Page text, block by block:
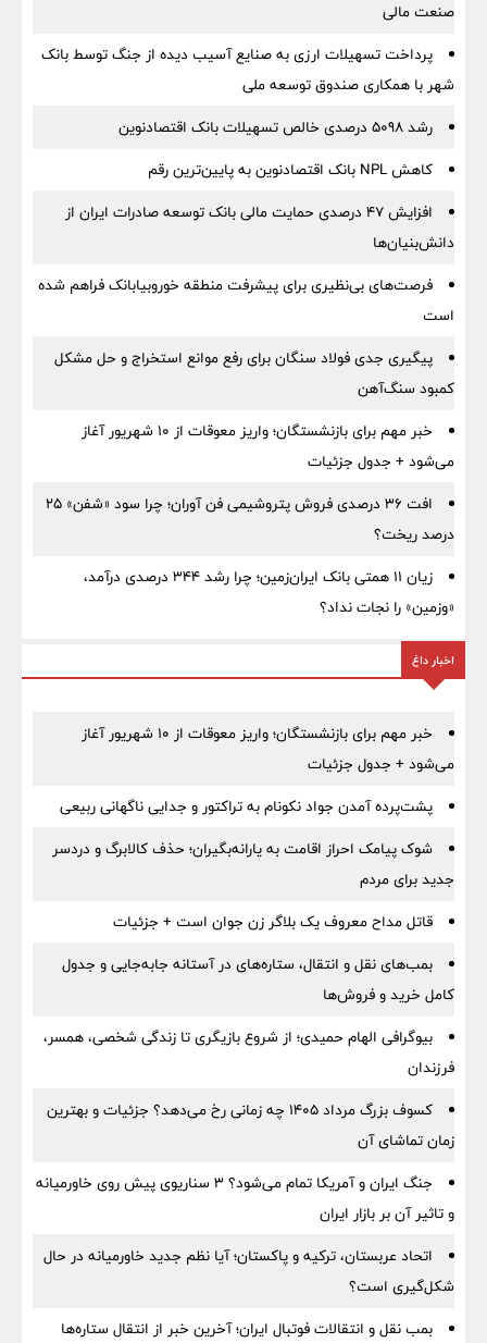
صنعت مالی
پرداخت تسهیلات ارزی به صنایع آسیب دیده از جنگ توسط بانک
شهر با همکاری صندوق توسعه ملی
رشد 5098 درصدی خالص تسهیلات بانک اقتصادنوین
کاهش NPL بانک اقتصادنوین به پایین‌ترین رقم
افزایش ۴۷ درصدی حمایت مالی بانک توسعه صادرات ایران از
دانش‌بنیان‌ها
فرصت‌های بی‌نظیری برای پیشرفت منطقه خوروبیابانک فراهم شده
است
پیگیری جدی فولاد سنگان برای رفع موانع استخراج و حل مشکل
کمبود سنگ‌آهن
خبر مهم برای بازنشستگان؛ واریز معوقات از ۱۰ شهریور آغاز
می‌شود + جدول جزئیات
افت ۳۶ درصدی فروش پتروشیمی فن آوران؛ چرا سود «شفن» ۲۵
درصد ریخت؟
زیان ۱۱ همتی بانک ایران‌زمین؛ چرا رشد ۳۴۴ درصدی درآمد،
«وزمین» را نجات نداد؟
اخبار داغ
خبر مهم برای بازنشستگان؛ واریز معوقات از ۱۰ شهریور آغاز
می‌شود + جدول جزئیات
پشت‌پرده آمدن جواد نکونام به تراکتور و جدایی ناگهانی ربیعی
شوک پیامک احراز اقامت به یارانه‌بگیران؛ حذف کالابرگ و دردسر
جدید برای مردم
قاتل مداح معروف یک بلاگر زن جوان است + جزئیات
بمب‌های نقل و انتقال، ستاره‌های در آستانه جابه‌جایی و جدول
کامل خرید و فروش‌ها
بیوگرافی الهام حمیدی؛ از شروع بازیگری تا زندگی شخصی، همسر،
فرزندان
کسوف بزرگ مرداد ۱۴۰۵ چه زمانی رخ می‌دهد؟ جزئیات و بهترین
زمان تماشای آن
جنگ ایران و آمریکا تمام می‌شود؟ ۳ سناریوی پیش روی خاورمیانه
و تاثیر آن بر بازار ایران
اتحاد عربستان، ترکیه و پاکستان؛ آیا نظم جدید خاورمیانه در حال
شکل‌گیری است؟
بمب نقل‌ و انتقالات فوتبال ایران؛ آخرین خبر از انتقال ستاره‌ها